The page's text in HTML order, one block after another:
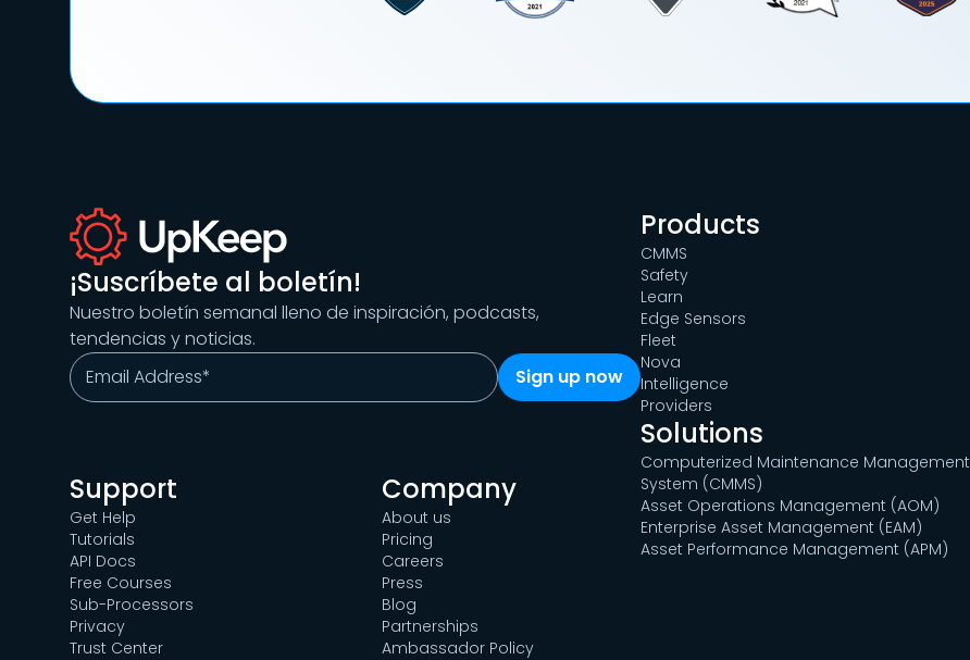
¡Suscríbete al boletín!
Nuestro boletín semanal lleno de inspiración, podcasts,
tendencias y noticias.
Support
Get Help
Tutorials
API Docs
Free Courses
Sub-Processors
Privacy
Trust Center
Company
About us
Pricing
Careers
Press
Blog
Partnerships
Ambassador Policy
Products
CMMS
Safety
Learn
Edge Sensors
Fleet
Nova
Intelligence
Providers
Solutions
Computerized Maintenance Management
System (CMMS)
Asset Operations Management (AOM)
Enterprise Asset Management (EAM)
Asset Performance Management (APM)